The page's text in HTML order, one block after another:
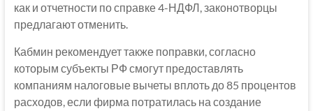
как и отчетности по справке 4-НДФЛ, законотворцы
предлагают отменить.
Кабмин рекомендует также поправки, согласно
которым субъекты РФ смогут предоставлять
компаниям налоговые вычеты вплоть до 85 процентов
расходов, если фирма потратилась на создание